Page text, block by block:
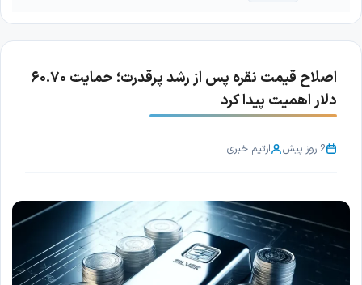
اصلاح قیمت نقره پس از رشد پرقدرت؛ حمایت ۶۰.۷۰
دلار اهمیت پیدا کرد
2 روز پیش ازتیم خبری